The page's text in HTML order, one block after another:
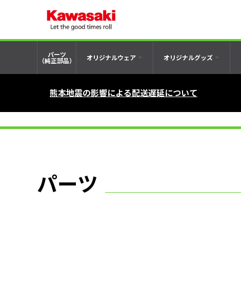
パーツ
（純正部品） オリジナルウェア オリジナルグッズ
熊本地震の影響による配送遅延について
パーツ